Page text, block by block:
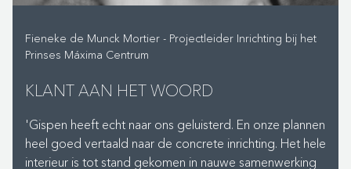
Fieneke de Munck Mortier - Projectleider Inrichting bij het
Prinses Máxima Centrum
KLANT AAN HET WOORD
'Gispen heeft echt naar ons geluisterd. En onze plannen
heel goed vertaald naar de concrete inrichting. Het hele
interieur is tot stand gekomen in nauwe samenwerking